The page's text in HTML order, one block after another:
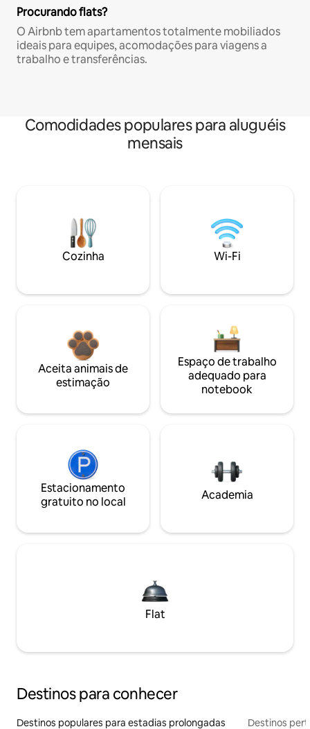
Procurando flats?
O Airbnb tem apartamentos totalmente mobiliados
ideais para equipes, acomodações para viagens a
trabalho e transferências.
Comodidades populares para aluguéis
mensais
Cozinha Wi-Fi
Aceita animais de
estimação
Espaço de trabalho
adequado para
notebook
Estacionamento
gratuito no local
Academia
Flat
Destinos para conhecer
Destinos populares para estadias prolongadas Destinos